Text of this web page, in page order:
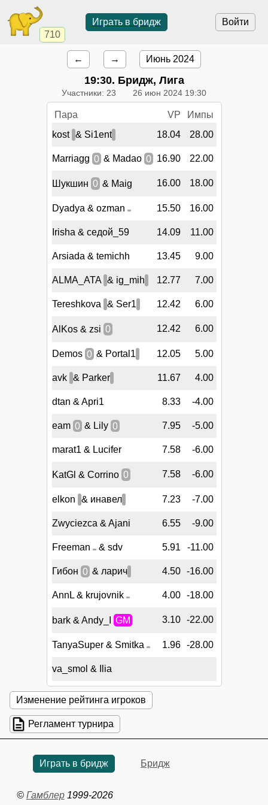
710
Войти
Играть в бридж
← → Июнь 2024
19:30. Бридж, Лига
Участники: 23 26 июн 2024 19:30
Пара VP
Импы
kost & Si1ent 18.04 28.00
Marriagg 0 & Madao 0 16.90 22.00
Шукшин 0 & Maig 16.00 18.00
Dyadya & ozman 15.50 16.00
Irisha & седой_59 14.09 11.00
Arsiada & temichh 13.45 9.00
ALMA_ATA & ig_mih 12.77 7.00
Tereshkova & Ser1 12.42 6.00
AlKos & zsi 0 12.42 6.00
Demos 0 & Portal1 12.05 5.00
avk & Parker 11.67 4.00
dtan & Apri1 8.33 -4.00
eam 0 & Lily 0 7.95 -5.00
marat1 & Lucifer 7.58 -6.00
KatGl & Corrino 0 7.58 -6.00
elkon & инавел 7.23 -7.00
Zwyciezca & Ajani 6.55 -9.00
Freeman & sdv 5.91 -11.00
Гибон 0 & ларич 4.50 -16.00
AnnL & krujovnik 4.00 -18.00
bark & Andy_I GM 3.10 -22.00
TanyaSuper & Smitka 1.96 -28.00
va_smol & Ilia
Изменение рейтинга игроков
Регламент турнира
Играть в бридж Бридж
© Гамблер1999-2026